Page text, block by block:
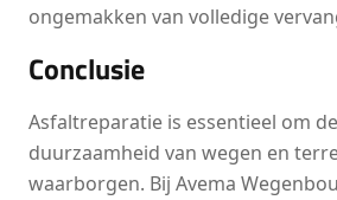
ongemakken van volledige
Conclusie
Asfaltreparatie is essentieel om
duurzaamheid van wegen en
waarborgen. Bij Avema